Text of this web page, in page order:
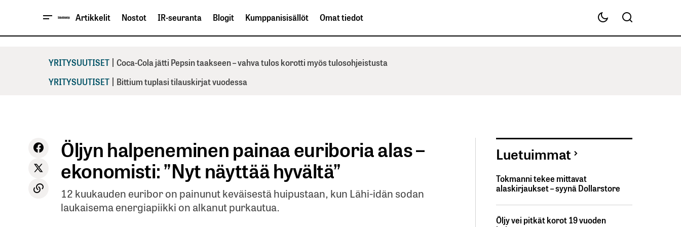
Artikkelit Nostot IR-seuranta Blogit Kumppanisisällöt Omat tiedot
YRITYSUUTISET | Coca-Cola jätti Pepsin taakseen – vahva tulos korotti myös tulosohjeistusta
YRITYSUUTISET | Bittium tuplasi tilauskirjat vuodessa
Öljyn halpeneminen painaa euriboria alas –
ekonomisti: ”Nyt näyttää hyvältä”
12 kuukauden euribor on painunut keväisestä huipustaan, kun Lähi-idän sodan
laukaisema energiapiikki on alkanut purkautua.
Luetuimmat
Tokmanni tekee mittavat
alaskirjaukset – syynä Dollarstore
Öljy vei pitkät korot 19 vuoden